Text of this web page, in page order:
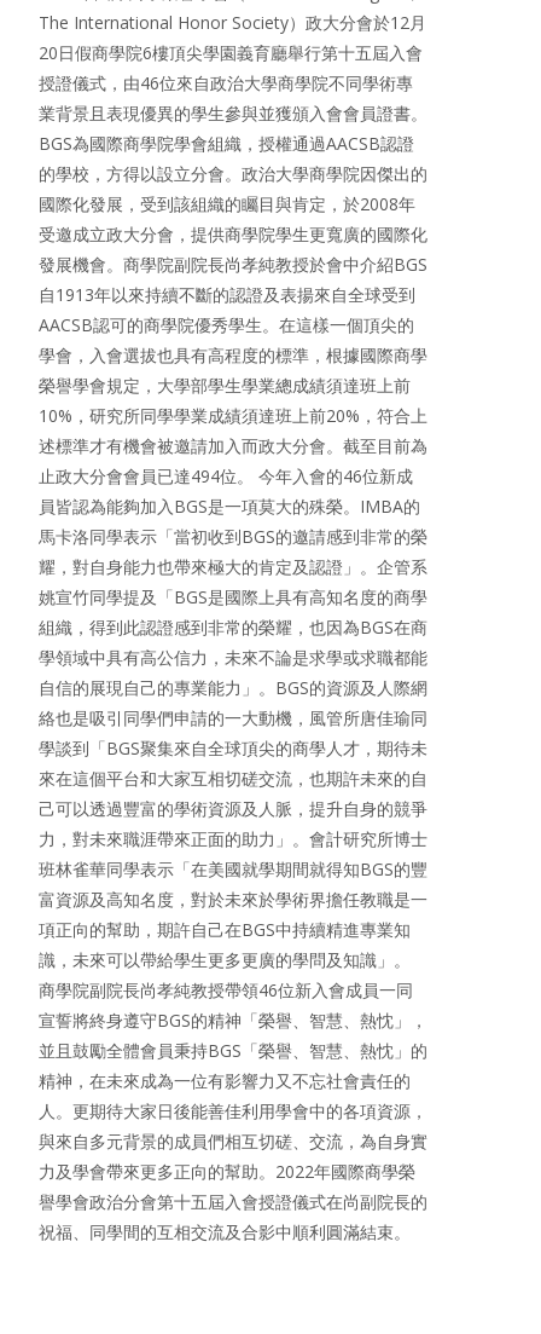
The International Honor Society）政大分會於12月
20日假商學院6樓頂尖學園義育廳舉行第十五屆入會
授證儀式，由46位來自政治大學商學院不同學術專
業背景且表現優異的學生參與並獲頒入會會員證書。
BGS為國際商學院學會組織，授權通過AACSB認證
的學校，方得以設立分會。政治大學商學院因傑出的
國際化發展，受到該組織的矚目與肯定，於2008年
受邀成立政大分會，提供商學院學生更寬廣的國際化
發展機會。商學院副院長尚孝純教授於會中介紹BGS
自1913年以來持續不斷的認證及表揚來自全球受到
AACSB認可的商學院優秀學生。在這樣一個頂尖的
學會，入會選拔也具有高程度的標準，根據國際商學
榮譽學會規定，大學部學生學業總成績須達班上前
10%，研究所同學學業成績須達班上前20%，符合上
述標準才有機會被邀請加入而政大分會。截至目前為
止政大分會會員已達494位。 今年入會的46位新成
員皆認為能夠加入BGS是一項莫大的殊榮。IMBA的
馬卡洛同學表示「當初收到BGS的邀請感到非常的榮
耀，對自身能力也帶來極大的肯定及認證」。企管系
姚宣竹同學提及「BGS是國際上具有高知名度的商學
組織，得到此認證感到非常的榮耀，也因為BGS在商
學領域中具有高公信力，未來不論是求學或求職都能
自信的展現自己的專業能力」。BGS的資源及人際網
絡也是吸引同學們申請的一大動機，風管所唐佳瑜同
學談到「BGS聚集來自全球頂尖的商學人才，期待未
來在這個平台和大家互相切磋交流，也期許未來的自
己可以透過豐富的學術資源及人脈，提升自身的競爭
力，對未來職涯帶來正面的助力」。會計研究所博士
班林雀華同學表示「在美國就學期間就得知BGS的豐
富資源及高知名度，對於未來於學術界擔任教職是一
項正向的幫助，期許自己在BGS中持續精進專業知
識，未來可以帶給學生更多更廣的學問及知識」。
商學院副院長尚孝純教授帶領46位新入會成員一同
宣誓將終身遵守BGS的精神「榮譽、智慧、熱忱」，
並且鼓勵全體會員秉持BGS「榮譽、智慧、熱忱」的
精神，在未來成為一位有影響力又不忘社會責任的
人。更期待大家日後能善佳利用學會中的各項資源，
與來自多元背景的成員們相互切磋、交流，為自身實
力及學會帶來更多正向的幫助。2022年國際商學榮
譽學會政治分會第十五屆入會授證儀式在尚副院長的
祝福、同學間的互相交流及合影中順利圓滿結束。